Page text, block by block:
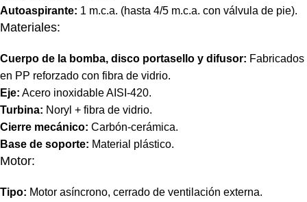
Autoaspirante: 1 m.c.a. (hasta 4/5 m.c.a. con válvula de pie).
Materiales:
Cuerpo de la bomba, disco portasello y difusor: Fabricados
en PP reforzado con fibra de vidrio.
Eje: Acero inoxidable AISI-420.
Turbina: Noryl + fibra de vidrio.
Cierre mecánico: Carbón-cerámica.
Base de soporte: Material plástico.
Motor:
Tipo: Motor asíncrono, cerrado de ventilación externa.